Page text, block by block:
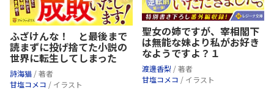
ふざけんな！ と最後まで
読まずに投げ捨てた小説の
世界に転生してしまった
詩海猫 / 著者
甘塩コメコ / イラスト
聖女の姉ですが、宰相閣下
は無能な妹より私がお好き
なようですよ？１
渡邊香梨 / 著者
甘塩コメコ / イラスト